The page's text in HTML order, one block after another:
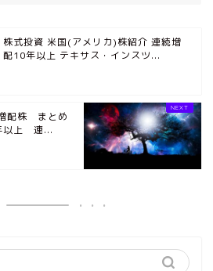
株式投資 米国(アメリカ)株紹介 連続増
配10年以上 テキサス・インスツ...
配株 まとめ
以上 連...